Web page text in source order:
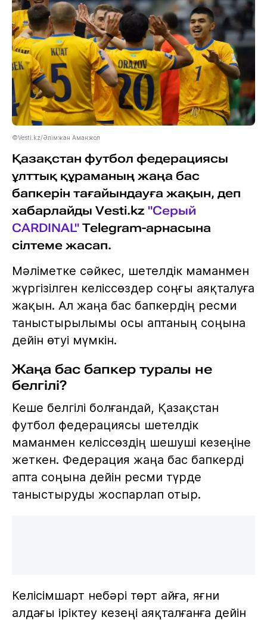
©Vesti.kz/Әлімжан Аманжол
Қазақстан футбол федерациясы
ұлттық құраманың жаңа бас
бапкерін тағайындауға жақын, деп
хабарлайды Vesti.kz "Серый
CARDINAL"Telegram-арнасына
сілтеме жасап.
Мәліметке сәйкес, шетелдік маманмен
жүргізілген келіссөздер соңғы аяқталуға
жақын. Ал жаңа бас бапкердің ресми
таныстырылымы осы аптаның соңына
дейін өтуі мүмкін.
Жаңа бас бапкер туралы не
белгілі?
Кеше белгілі болғандай, Қазақстан
футбол федерациясы шетелдік
маманмен келіссөздің шешуші кезеңіне
жеткен. Федерация жаңа бас бапкерді
апта соңына дейін ресми түрде
таныстыруды жоспарлап отыр.
Келісімшарт небәрі төрт айға, яғни
алдағы іріктеу кезеңі аяқталғанға дейін